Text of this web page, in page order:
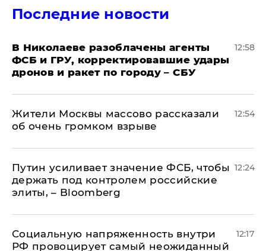
Последние новости
В Николаеве разоблачены агенты
ФСБ и ГРУ, корректировавшие удары
дронов и ракет по городу – СБУ
12:58
Жители Москвы массово рассказали
об очень громком взрыве
12:54
Путин усиливает значение ФСБ, чтобы
держать под контролем российские
элиты, – Bloomberg
12:24
Социальную напряженность внутри
РФ провоцирует самый неожиданный
12:17